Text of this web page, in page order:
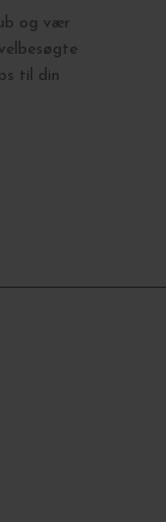
og vær
til din